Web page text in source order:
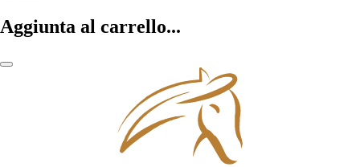
Aggiunta al carrello...